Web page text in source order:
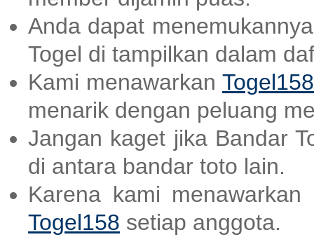
Anda dapat
Togel di tampilkan dalam
Kami menawarkan Togel158
menarik dengan peluang
Jangan kaget jika Bandar
di antara bandar toto lain.
Karena kami
Togel158 setiap anggota.